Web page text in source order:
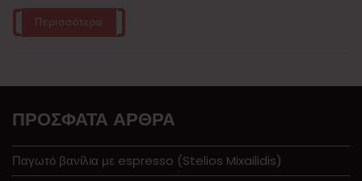
Περισσότερα
ΠΡΌΣΦΑΤΑ ΆΡΘΡΑ
Παγωτό βανίλια με espresso (Stelios Mixailidis)